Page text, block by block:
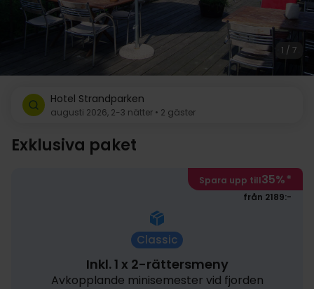
1 / 7
Hotel Strandparken
augusti 2026, 2-3 nätter • 2 gäster
Exklusiva paket
Spara upp till35%*
från 2189:-
Classic
Inkl. 1 x 2-rättersmeny
Avkopplande minisemester vid fjorden